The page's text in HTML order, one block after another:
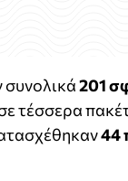
συνολικά201
τέσσερα
44